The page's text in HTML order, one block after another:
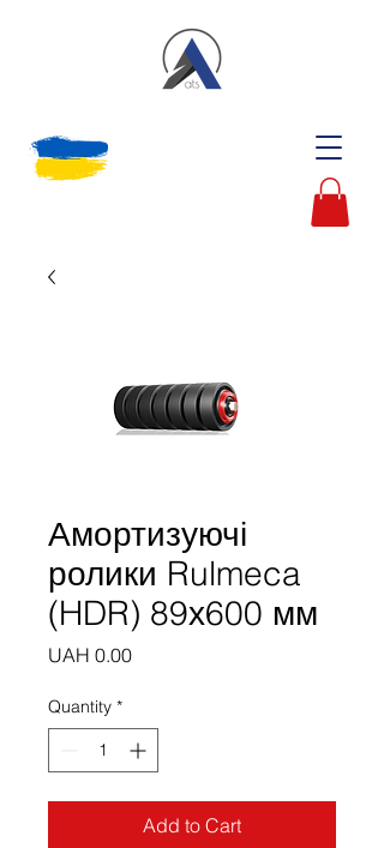
Амортизуючі
ролики Rulmeca
(HDR) 89х600 мм
UAH 0.00Price
Quantity *
Add to Cart